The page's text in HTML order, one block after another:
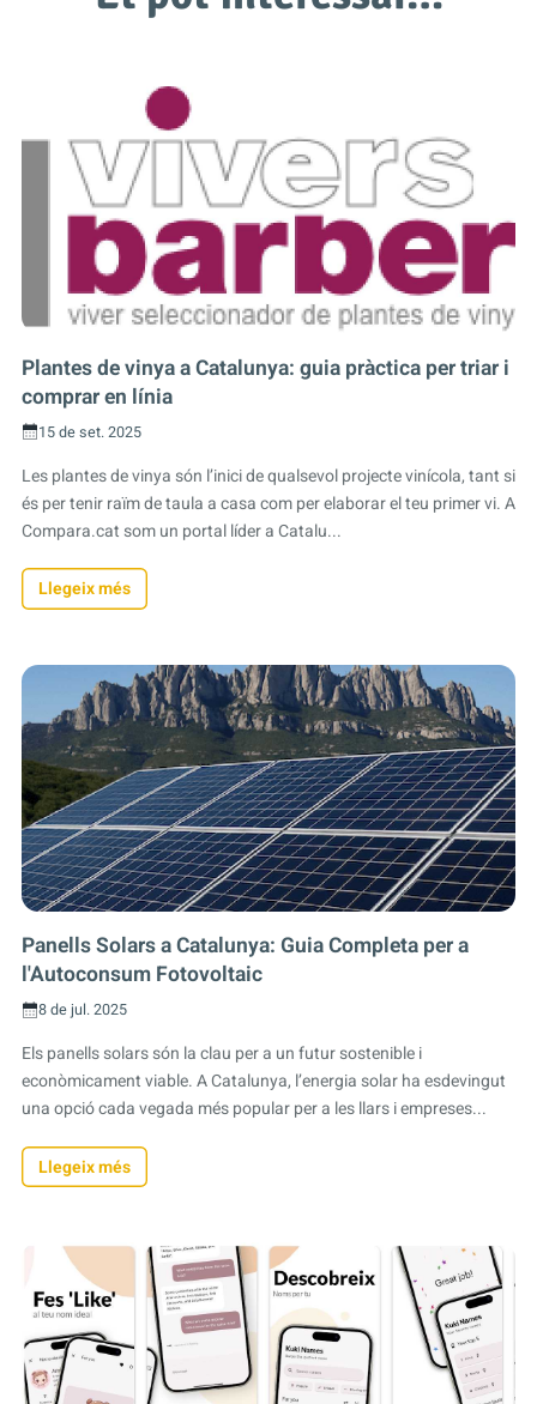
Plantes de vinya a Catalunya: guia pràctica per triar i
comprar en línia
15 de set. 2025
Les plantes de vinya són l’inici de qualsevol projecte vinícola, tant si
és per tenir raïm de taula a casa com per elaborar el teu primer vi. A
Compara.cat som un portal líder a Catalu...
Llegeix més
Panells Solars a Catalunya: Guia Completa per a
l'Autoconsum Fotovoltaic
8 de jul. 2025
Els panells solars són la clau per a un futur sostenible i
econòmicament viable. A Catalunya, l’energia solar ha esdevingut
una opció cada vegada més popular per a les llars i empreses...
Llegeix més